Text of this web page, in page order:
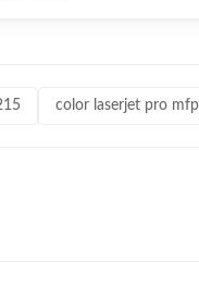
color laserjet pro